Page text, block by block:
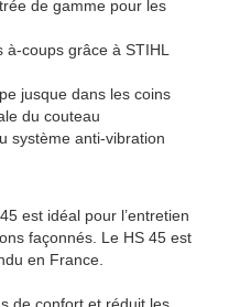
de gamme pour les
coups grâce à STIHL
jusque dans les coins
du couteau
système anti-vibration
est idéal pour l’entretien
façonnés. Le HS 45 est
en France.
de confort et réduit les